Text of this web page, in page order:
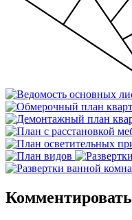
Комментировать